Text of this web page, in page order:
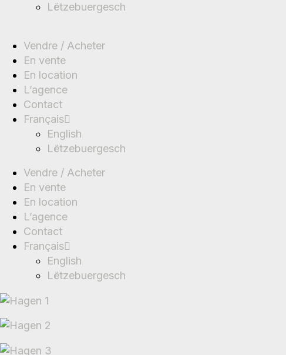
Lëtzebuergesch
Vendre / Acheter
En vente
En location
L’agence
Contact
Français
English
Lëtzebuergesch
Vendre / Acheter
En vente
En location
L’agence
Contact
Français
English
Lëtzebuergesch